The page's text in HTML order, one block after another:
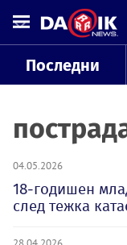
Последни
04.05.2026
18-годишен
след тежка